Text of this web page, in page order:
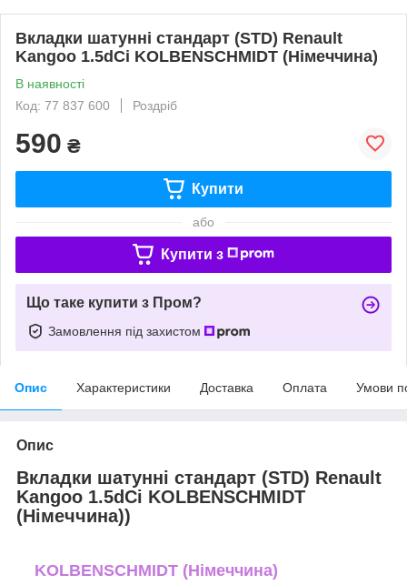
Вкладки шатунні стандарт (STD) Renault
Kangoo 1.5dCi KOLBENSCHMIDT (Німеччина)
В наявності
Код: 77 837 600
Роздріб
590 ₴
Купити
або
Купити з
Що таке купити з Пром?
Замовлення під захистом
Опис Характеристики Доставка Оплата Умови
Опис
Вкладки шатунні стандарт (STD) Renault
Kangoo 1.5dCi KOLBENSCHMIDT
(Німеччина))
KOLBENSCHMIDT (Німеччина)